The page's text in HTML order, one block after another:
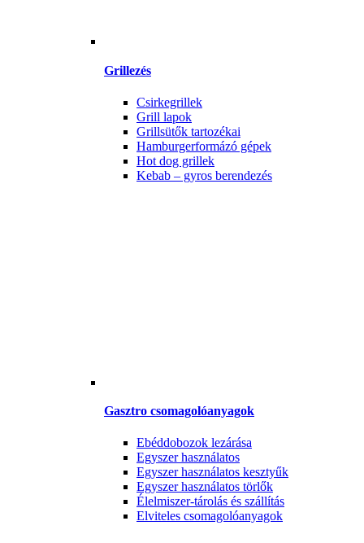
Grillezés
Csirkegrillek
Grill lapok
Grillsütők tartozékai
Hamburgerformázó gépek
Hot dog grillek
Kebab – gyros berendezés
Gasztro csomagolóanyagok
Ebéddobozok lezárása
Egyszer használatos
Egyszer használatos kesztyűk
Egyszer használatos törlők
Élelmiszer-tárolás és szállítás
Elviteles csomagolóanyagok